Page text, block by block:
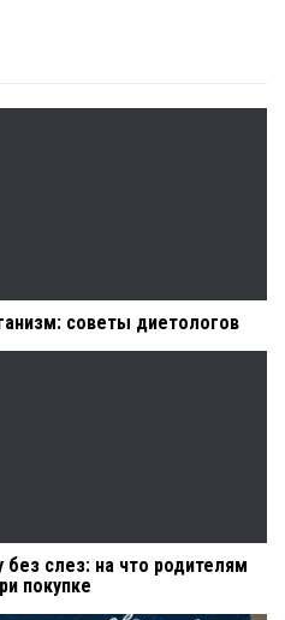
советы диетологов
слез: на что родителям
покупке